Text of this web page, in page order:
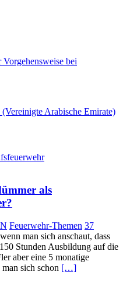
bei
Arabische Emirate)
als
Feuerwehr-Themen 37
man sich anschaut, dass
Stunden Ausbildung auf die
aber eine 5 monatige
sich schon […]